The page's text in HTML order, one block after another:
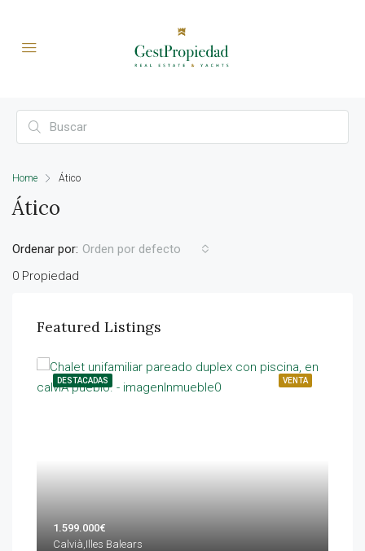
Home Ático
Ático
0 Propiedad
Ordenar por: Orden por defecto
Featured Listings
VENTA
DESTACADAS
1.599.000€
Calvià,Illes Balears